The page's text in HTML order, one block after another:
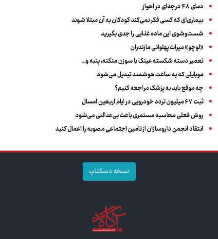
دمای ۴۸ درجه‌ای در اهواز
بیماری‌ای که کسی فکر نمی‌کند کودکان به آن مبتلا شوند
شست‌وشوی این ماده غذایی را جدی بگیرید
«لوچو» میراث پهلوانی مازندران
تعمیر دسته شکسته عینک با سوزن منگنه، پنبه و...
موبایلی که به ساعت هوشمند تبدیل می‌شود
چه موقع باید به پزشک مراجعه کنیم؟
ثبت ۶۷ میلیون تردد خودرویی در ایام اربعین امسال
روش فعلی محاسبه مستمری باعث بی‌عدالتی می‌شود
انتقاد انجمن داروسازان از تامین اجتماعی مصوبه را اعمال کنید
نسخه دسکتاپ